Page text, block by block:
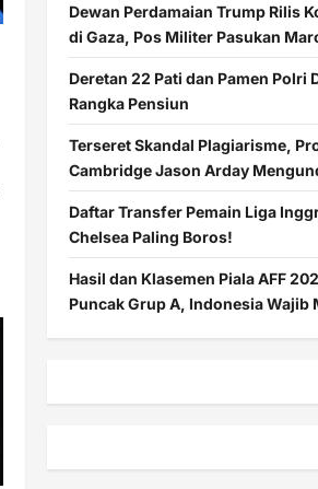
Dewan Perdamaian Trump Rilis
di Gaza, Pos Militer Pasukan
Deretan 22 Pati dan Pamen Polri
Rangka Pensiun
Terseret Skandal Plagiarisme,
Cambridge Jason Arday
Daftar Transfer Pemain Liga
Chelsea Paling Boros!
Hasil dan Klasemen Piala AFF
Puncak Grup A, Indonesia Wajib